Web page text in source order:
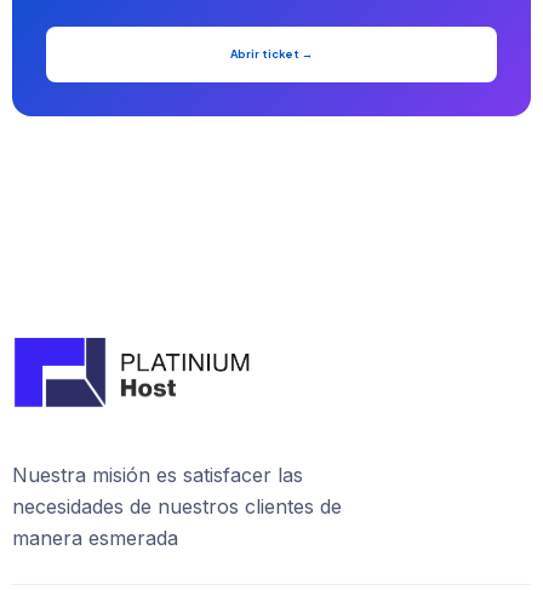
Abrir ticket →
Nuestra misión es satisfacer las
necesidades de nuestros clientes de
manera esmerada